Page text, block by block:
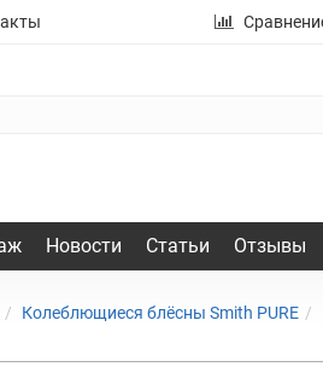
Новости Статьи Отзывы
Колеблющиеся блёсны Smith PURE